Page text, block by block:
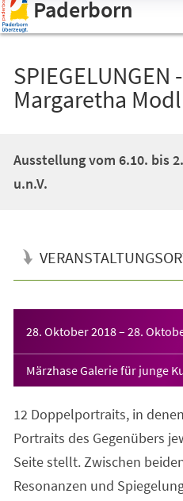
Assistenzsoftware
öffnen.Paderborn
SPIEGELUNGEN
Margaretha
Ausstellung vom 6.10. bis
u.n.V.
28. Oktober 2018– 28.
Märzhase Galerie für junge
12 Doppelportraits, in
Portraits des Gegenübers
Seite stellt. Zwischen
Resonanzen und